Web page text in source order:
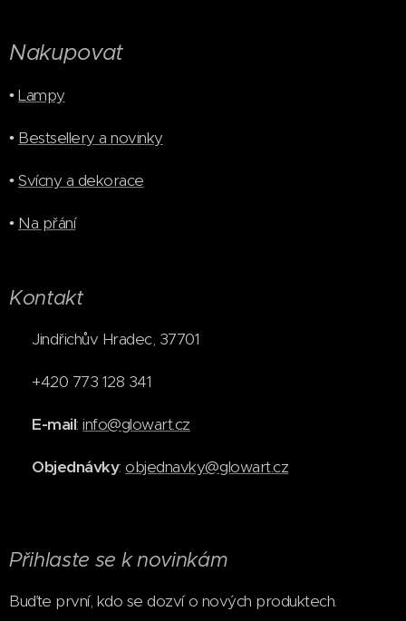
Nakupovat
•Lampy
• Bestsellery a novinky
•Svícny a dekorace
• Na přání
Kontakt
📍 Jindřichův Hradec, 37701
📞 +420 773 128 341
E-mail:info@glowart.cz
Objednávky:objednavky@glowart.cz
Přihlaste se k novinkám
Buďte první, kdo se dozví o nových produktech.